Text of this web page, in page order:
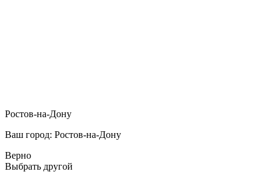
Ростов-на-Дону
Ваш город: Ростов-на-Дону
Верно
Выбрать другой